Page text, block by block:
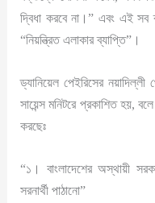
দ্বিধা করবে না।” এবং এই সব
“নিয়ন্ত্রিত এলাকার ব্যাপ্তি”।
ড্যানিয়েল পেইরিসের
সায়েন্স মনিটরে প্রকাশিত হয়,
করছেঃ
“১। বাংলাদেশের অস্থায়ী
সরনার্থী পাঠানো”